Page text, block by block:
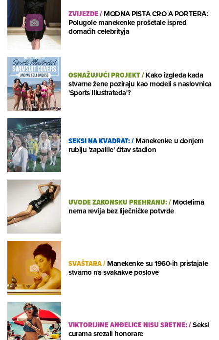
ZVIJEZDE/MODNA PISTA CRO A PORTERA:
Polugole manekenke prošetale ispred
domaćih celebrityja
OSNAŽUJUĆI PROJEKT/Kako izgleda kada
stvarne žene poziraju kao modeli s naslovnica
'Sports Illustrateda'?
SEKSI NA KVADRAT:/Manekenke u donjem
rublju 'zapalile' čitav stadion
UVODE ZAKONSKU PREHRANU:/Modelima
nema revija bez liječničke potvrde
SVAŠTARA/Manekenke su 1960-ih pristajale
stvarno na svakakve poslove
VIKTORIJINE ANĐELICE NISU SRETNE:/Seksi
curama srezali honorare